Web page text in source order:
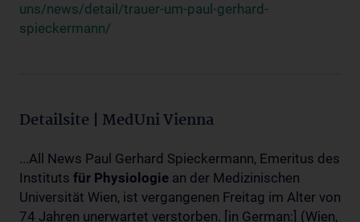
uns/news/detail/trauer-um-paul-gerhard-
spieckermann/
Detailsite | MedUni Vienna
...All News Paul Gerhard Spieckermann, Emeritus des
Instituts für Physiologie an der Medizinischen
Universität Wien, ist vergangenen Freitag im Alter von
74 Jahren unerwartet verstorben. [in German:] (Wien,